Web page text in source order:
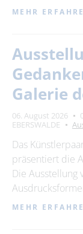
Suchbegriff
bitte wählen
Ort
MEHR
Galerie
06. August 2026
EBERSWALDE
Das
präsentiert die
Die
MEHR